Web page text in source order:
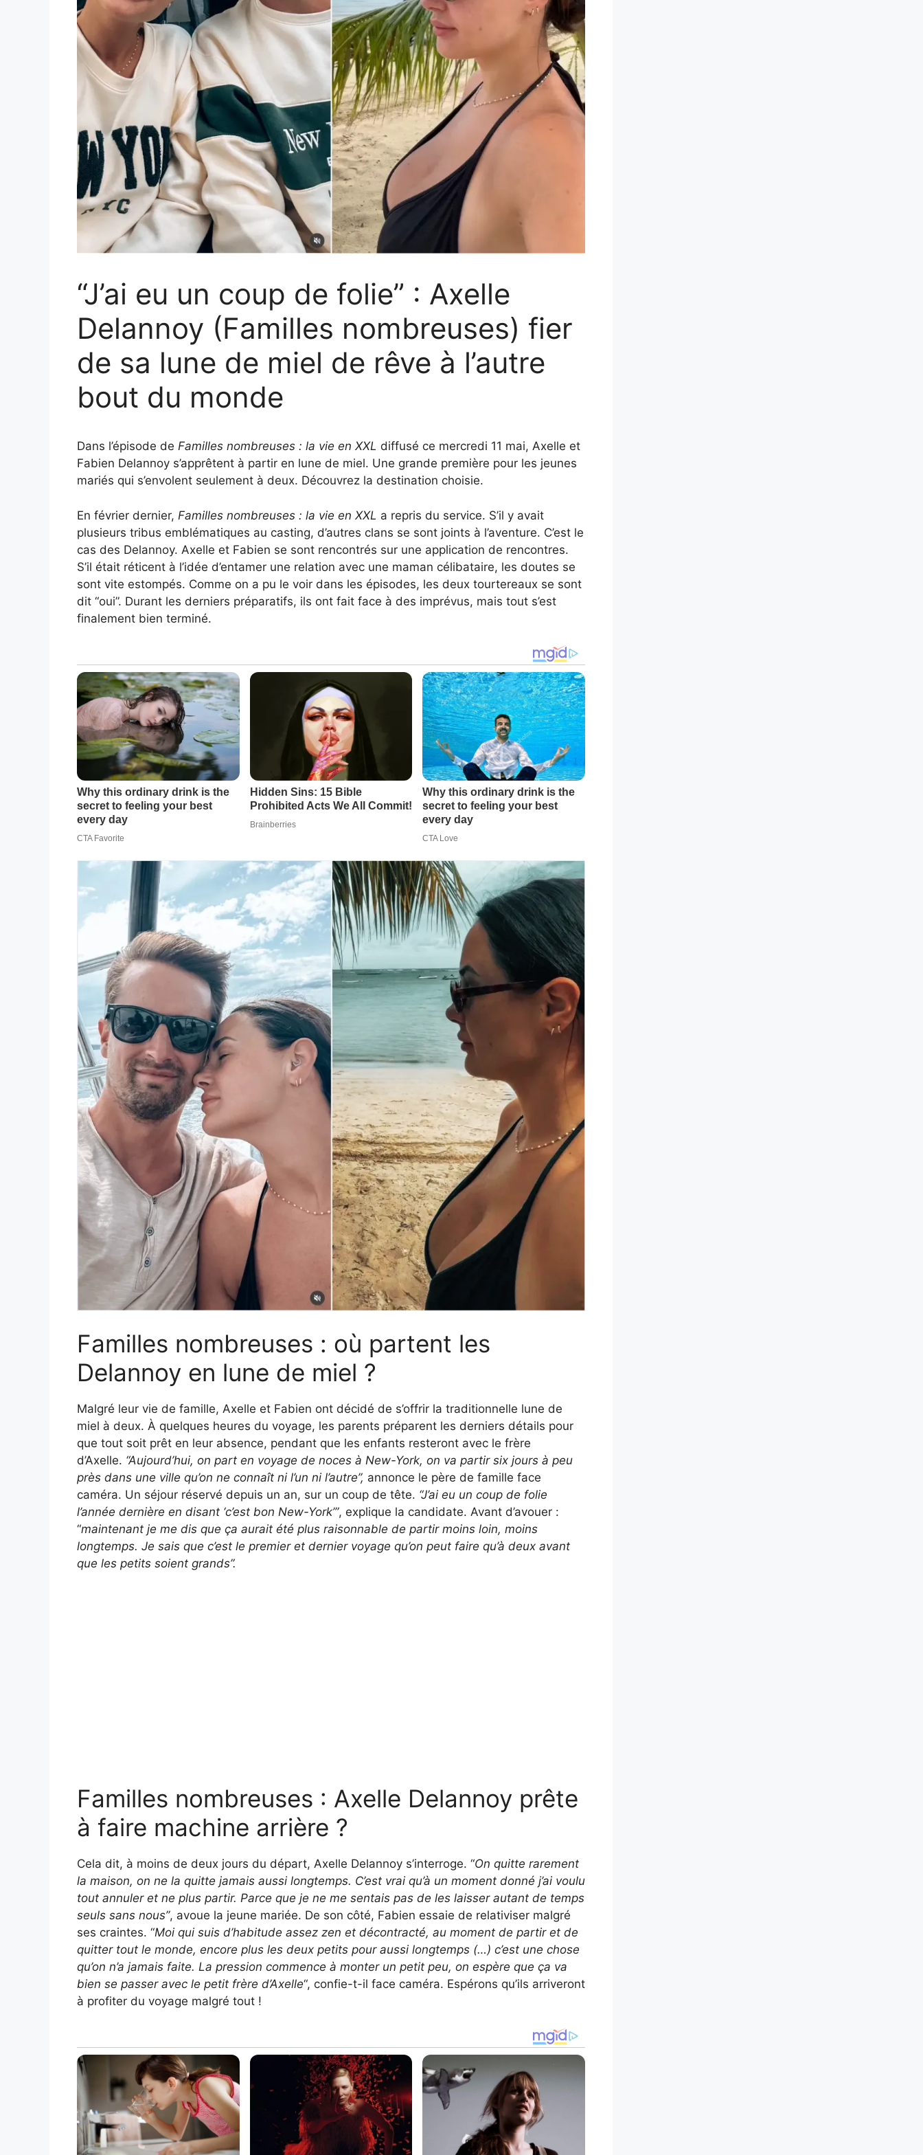
“J’ai eu un coup de folie” : Axelle
Delannoy (Familles nombreuses) fier
de sa lune de miel de rêve à l’autre
bout du monde
Dans l’épisode de Familles nombreuses : la vie en XXL diffusé ce mercredi 11 mai, Axelle et
Fabien Delannoy s’apprêtent à partir en lune de miel. Une grande première pour les jeunes
mariés qui s’envolent seulement à deux. Découvrez la destination choisie.
En février dernier, Familles nombreuses : la vie en XXL a repris du service. S’il y avait
plusieurs tribus emblématiques au casting, d’autres clans se sont joints à l’aventure. C’est le
cas des Delannoy. Axelle et Fabien se sont rencontrés sur une application de rencontres.
S’il était réticent à l’idée d’entamer une relation avec une maman célibataire, les doutes se
sont vite estompés. Comme on a pu le voir dans les épisodes, les deux tourtereaux se sont
dit “oui”. Durant les derniers préparatifs, ils ont fait face à des imprévus, mais tout s’est
finalement bien terminé.
Familles nombreuses : où partent les
Delannoy en lune de miel ?
Malgré leur vie de famille, Axelle et Fabien ont décidé de s’offrir la traditionnelle lune de
miel à deux. À quelques heures du voyage, les parents préparent les derniers détails pour
que tout soit prêt en leur absence, pendant que les enfants resteront avec le frère
d’Axelle. “Aujourd’hui, on part en voyage de noces à New-York, on va partir six jours à peu
près dans une ville qu’on ne connaît ni l’un ni l’autre”, annonce le père de famille face
caméra. Un séjour réservé depuis un an, sur un coup de tête. “J’ai eu un coup de folie
l’année dernière en disant ‘c’est bon New-York’”, explique la candidate. Avant d’avouer :
“maintenant je me dis que ça aurait été plus raisonnable de partir moins loin, moins
longtemps. Je sais que c’est le premier et dernier voyage qu’on peut faire qu’à deux avant
que les petits soient grands”.
Familles nombreuses : Axelle Delannoy prête
à faire machine arrière ?
Cela dit, à moins de deux jours du départ, Axelle Delannoy s’interroge. “On quitte rarement
la maison, on ne la quitte jamais aussi longtemps. C’est vrai qu’à un moment donné j’ai voulu
tout annuler et ne plus partir. Parce que je ne me sentais pas de les laisser autant de temps
seuls sans nous”, avoue la jeune mariée. De son côté, Fabien essaie de relativiser malgré
ses craintes. “Moi qui suis d’habitude assez zen et décontracté, au moment de partir et de
quitter tout le monde, encore plus les deux petits pour aussi longtemps (…) c’est une chose
qu’on n’a jamais faite. La pression commence à monter un petit peu, on espère que ça va
bien se passer avec le petit frère d’Axelle“, confie-t-il face caméra. Espérons qu’ils arriveront
à profiter du voyage malgré tout !